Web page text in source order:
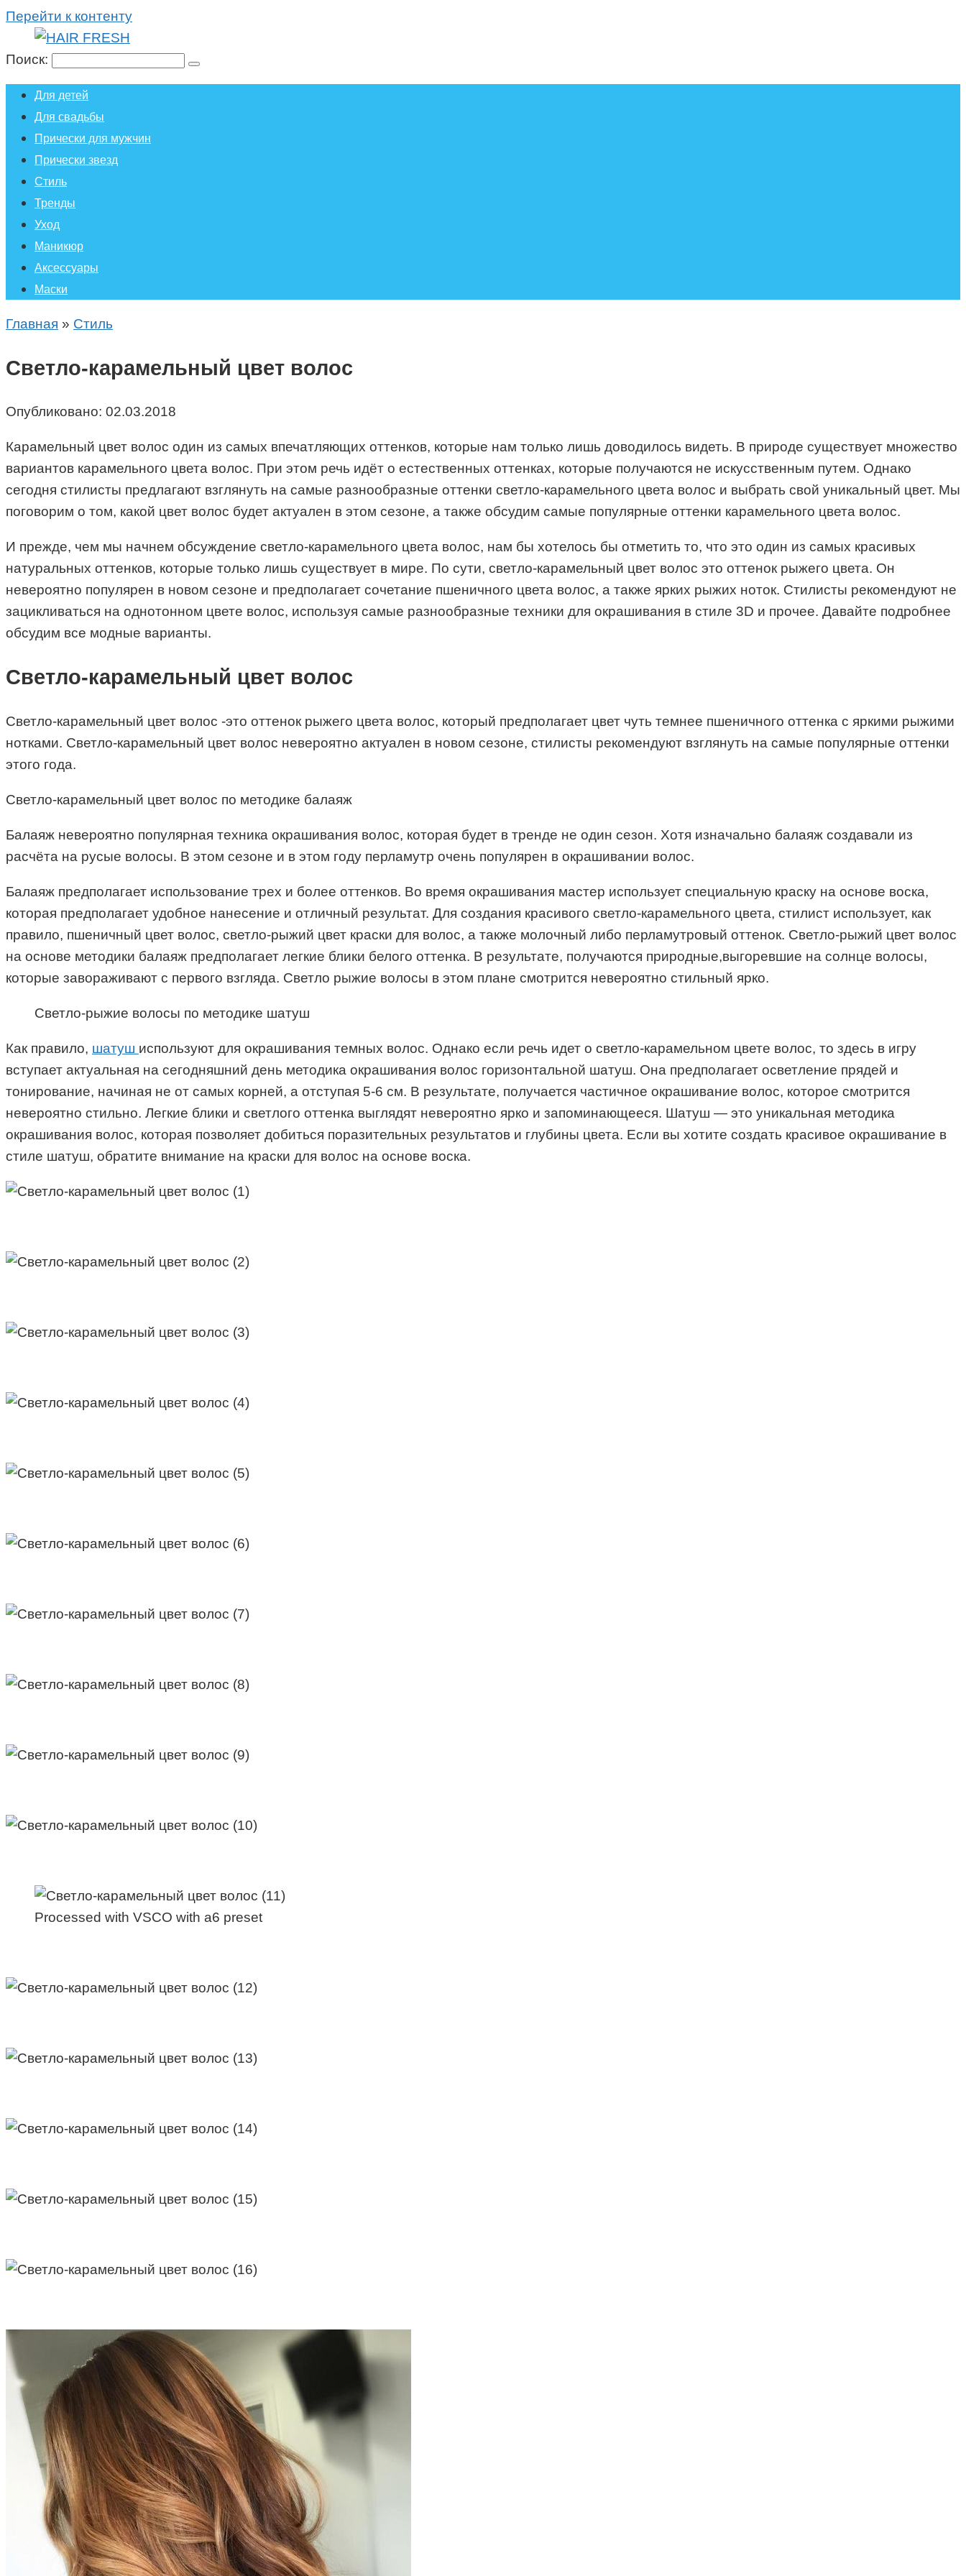
Перейти к контенту
Поиск:
Для детей
Для свадьбы
Прически для мужчин
Прически звезд
Стиль
Тренды
Уход
Маникюр
Аксессуары
Маски
Главная » Стиль
Светло-карамельный цвет волос
Опубликовано: 02.03.2018
Карамельный цвет волос один из самых впечатляющих оттенков, которые нам только лишь доводилось видеть. В природе существует множество
вариантов карамельного цвета волос. При этом речь идёт о естественных оттенках, которые получаются не искусственным путем. Однако
сегодня стилисты предлагают взглянуть на самые разнообразные оттенки светло-карамельного цвета волос и выбрать свой уникальный цвет. Мы
поговорим о том, какой цвет волос будет актуален в этом сезоне, а также обсудим самые популярные оттенки карамельного цвета волос.
И прежде, чем мы начнем обсуждение светло-карамельного цвета волос, нам бы хотелось бы отметить то, что это один из самых красивых
натуральных оттенков, которые только лишь существует в мире. По сути, светло-карамельный цвет волос это оттенок рыжего цвета. Он
невероятно популярен в новом сезоне и предполагает сочетание пшеничного цвета волос, а также ярких рыжих ноток. Стилисты рекомендуют не
зацикливаться на однотонном цвете волос, используя самые разнообразные техники для окрашивания в стиле 3D и прочее. Давайте подробнее
обсудим все модные варианты.
Светло-карамельный цвет волос
Светло-карамельный цвет волос -это оттенок рыжего цвета волос, который предполагает цвет чуть темнее пшеничного оттенка с яркими рыжими
нотками. Светло-карамельный цвет волос невероятно актуален в новом сезоне, стилисты рекомендуют взглянуть на самые популярные оттенки
этого года.
Светло-карамельный цвет волос по методике балаяж
Балаяж невероятно популярная техника окрашивания волос, которая будет в тренде не один сезон. Хотя изначально балаяж создавали из
расчёта на русые волосы. В этом сезоне и в этом году перламутр очень популярен в окрашивании волос.
Балаяж предполагает использование трех и более оттенков. Во время окрашивания мастер использует специальную краску на основе воска,
которая предполагает удобное нанесение и отличный результат. Для создания красивого светло-карамельного цвета, стилист использует, как
правило, пшеничный цвет волос, светло-рыжий цвет краски для волос, а также молочный либо перламутровый оттенок. Светло-рыжий цвет волос
на основе методики балаяж предполагает легкие блики белого оттенка. В результате, получаются природные,выгоревшие на солнце волосы,
которые завораживают с первого взгляда. Светло рыжие волосы в этом плане смотрится невероятно стильный ярко.
Светло-рыжие волосы по методике шатуш
Как правило, шатуш используют для окрашивания темных волос. Однако если речь идет о светло-карамельном цвете волос, то здесь в игру
вступает актуальная на сегодняшний день методика окрашивания волос горизонтальной шатуш. Она предполагает осветление прядей и
тонирование, начиная не от самых корней, а отступая 5-6 см. В результате, получается частичное окрашивание волос, которое смотрится
невероятно стильно. Легкие блики и светлого оттенка выглядят невероятно ярко и запоминающееся. Шатуш — это уникальная методика
окрашивания волос, которая позволяет добиться поразительных результатов и глубины цвета. Если вы хотите создать красивое окрашивание в
стиле шатуш, обратите внимание на краски для волос на основе воска.
Processed with VSCO with a6 preset